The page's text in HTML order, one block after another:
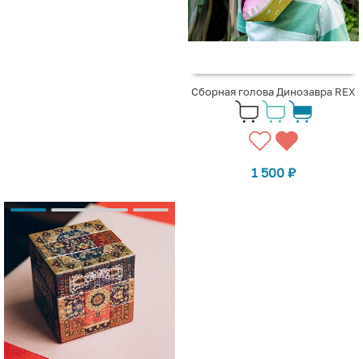
Сборная голова Динозавра REX
1 500 ₽